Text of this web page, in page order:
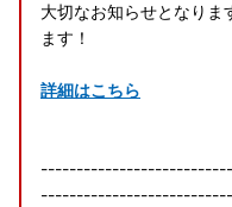
大切なお知らせとなりま
ます！
詳細はこちら